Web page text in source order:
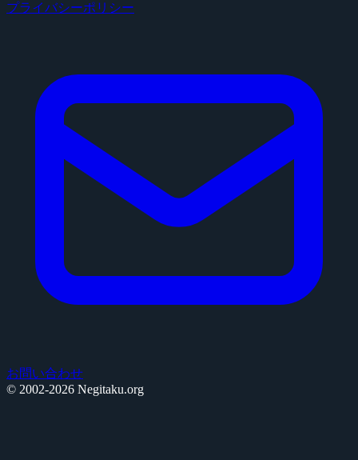
プライバシーポリシー
お問い合わせ
© 2002-2026 Negitaku.org